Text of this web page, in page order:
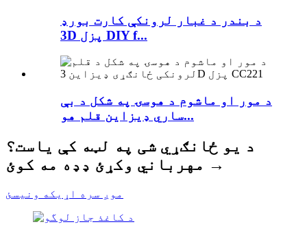
د بندر د غبار لرونکې کارت بورډ
3D پزل DIY f...
د مور او ماشوم د هوسۍ په شکل د بې
ساري ډیزاین قلم هو...
د یو ځانګړي شی په لټه کې یاست؟
مهرباني وکړئ ډډه مه کوئ →
موږ سره اړیکه ونیسئ